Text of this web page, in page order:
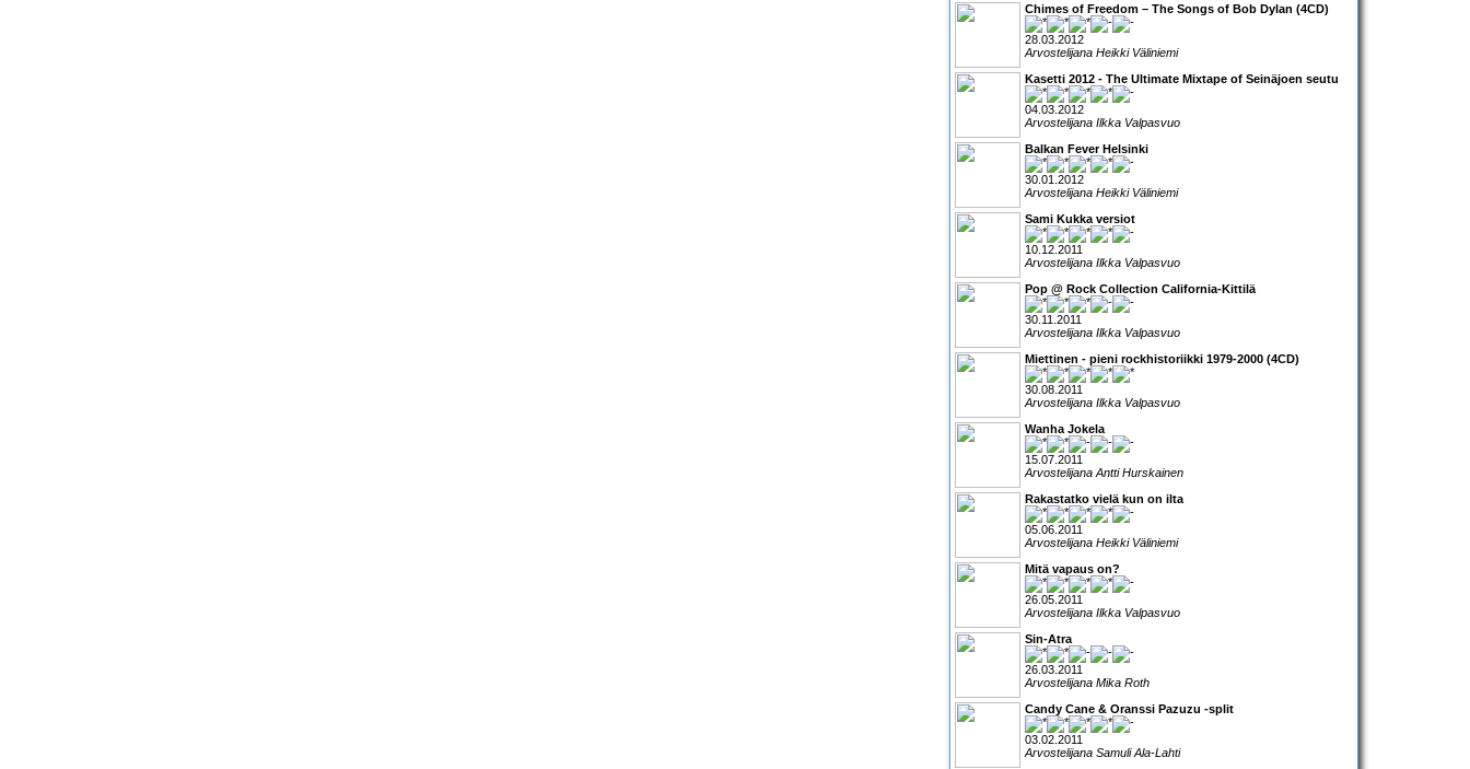
Chimes of Freedom – The Songs of Bob Dylan (4CD)
28.03.2012
Arvostelijana Heikki Väliniemi
Kasetti 2012 - The Ultimate Mixtape of Seinäjoen seutu
04.03.2012
Arvostelijana Ilkka Valpasvuo
Balkan Fever Helsinki
30.01.2012
Arvostelijana Heikki Väliniemi
Sami Kukka versiot
10.12.2011
Arvostelijana Ilkka Valpasvuo
Pop @ Rock Collection California-Kittilä
30.11.2011
Arvostelijana Ilkka Valpasvuo
Miettinen - pieni rockhistoriikki 1979-2000 (4CD)
30.08.2011
Arvostelijana Ilkka Valpasvuo
Wanha Jokela
15.07.2011
Arvostelijana Antti Hurskainen
Rakastatko vielä kun on ilta
05.06.2011
Arvostelijana Heikki Väliniemi
Mitä vapaus on?
26.05.2011
Arvostelijana Ilkka Valpasvuo
Sin-Atra
26.03.2011
Arvostelijana Mika Roth
Candy Cane & Oranssi Pazuzu -split
03.02.2011
Arvostelijana Samuli Ala-Lahti